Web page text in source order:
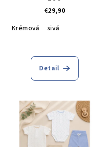
€29,90
Krémová
sivá
Detail